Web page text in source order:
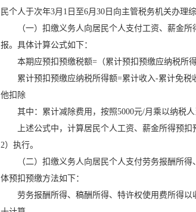
民个人于次年3月1日至6月30日向主管税务机关办理
（一）扣缴义务人向居民个人支付工资、薪金所
报。具体计算公式如下：
本期应预扣预缴税额=（累计预扣预缴应纳税所
累计预扣预缴应纳税所得额=累计收入-累计免税
他扣除
其中：累计减除费用，按照5000元/月乘以纳税人
上述公式中，计算居民个人工资、薪金所得预扣
2）执行。
（二）扣缴义务人向居民个人支付劳务报酬所得
体预扣预缴方法如下：
劳务报酬所得、稿酬所得、特许权使用费所得以